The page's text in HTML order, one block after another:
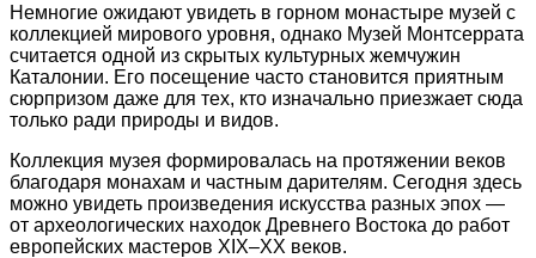
Немногие ожидают увидеть в горном монастыре музей с
коллекцией мирового уровня, однако Музей Монтсеррата
считается одной из скрытых культурных жемчужин
Каталонии. Его посещение часто становится приятным
сюрпризом даже для тех, кто изначально приезжает сюда
только ради природы и видов.
Коллекция музея формировалась на протяжении веков
благодаря монахам и частным дарителям. Сегодня здесь
можно увидеть произведения искусства разных эпох —
от археологических находок Древнего Востока до работ
европейских мастеров XIX–XX веков.